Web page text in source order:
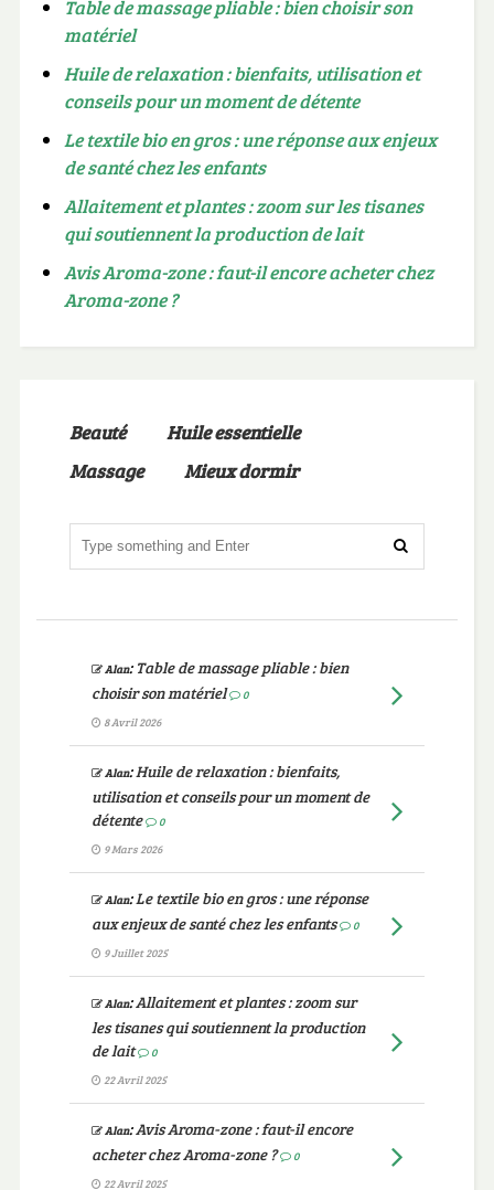
Table de massage pliable : bien choisir son
matériel
Huile de relaxation : bienfaits, utilisation et
conseils pour un moment de détente
Le textile bio en gros : une réponse aux enjeux
de santé chez les enfants
Allaitement et plantes : zoom sur les tisanes
qui soutiennent la production de lait
Avis Aroma-zone : faut-il encore acheter chez
Aroma-zone ?
Beauté
Huile essentielle
Massage
Mieux dormir
Alan: Table de massage pliable : bien
choisir son matériel
0
8 Avril 2026
Alan:Huile de relaxation : bienfaits,
utilisation et conseils pour un moment de
détente
0
9 Mars 2026
Alan:Le textile bio en gros : une réponse
aux enjeux de santé chez les enfants
0
9 Juillet 2025
Alan:Allaitement et plantes : zoom sur
les tisanes qui soutiennent la production
de lait
0
22 Avril 2025
Alan:Avis Aroma-zone : faut-il encore
acheter chez Aroma-zone ?
0
22 Avril 2025